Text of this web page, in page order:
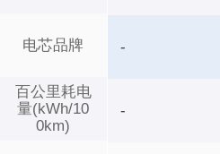
电芯品牌
百公里耗电
量(kWh/10
0km)
-
-